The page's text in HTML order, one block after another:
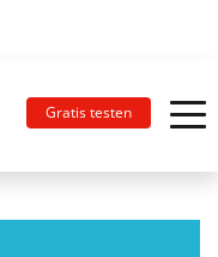
Gratis testen